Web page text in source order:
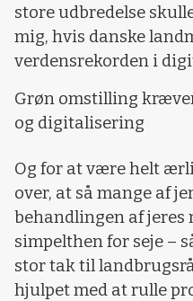
store udbredelse
mig, hvis danske
verdensrekorden i
Grøn omstilling
og digitalisering
Og for at være helt
over, at så mange af
behandlingen af
simpelthen for seje –
stor tak til
hjulpet med at rulle